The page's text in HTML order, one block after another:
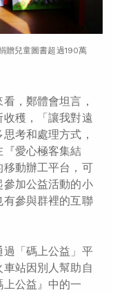
贈兒童圖書超過190萬
，鄭體會坦言，
穫，「讓我對遠
考和處理方式，
愛心極客集結
動辦工平台，可
加公益活動的小
參與群裡的互聯
「碼上公益」平
站因別人幫助自
公益』中的一